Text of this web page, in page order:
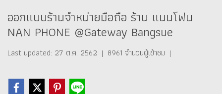
ออกแบบร้านจำหน่ายมือถือ ร้าน แนนโฟน
NAN PHONE @Gateway Bangsue
Last updated: 27 ต.ค. 2562 | 8961 จำนวนผู้เข้าชม |